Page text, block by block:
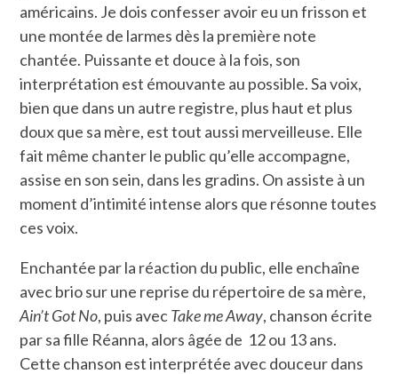
américains. Je dois confesser avoir eu un frisson et
une montée de larmes dès la première note
chantée. Puissante et douce à la fois, son
interprétation est émouvante au possible. Sa voix,
bien que dans un autre registre, plus haut et plus
doux que sa mère, est tout aussi merveilleuse. Elle
fait même chanter le public qu’elle accompagne,
assise en son sein, dans les gradins. On assiste à un
moment d’intimité intense alors que résonne toutes
ces voix.
Enchantée par la réaction du public, elle enchaîne
avec brio sur une reprise du répertoire de sa mère,
Ain’t Got No, puis avecTake me Away, chanson écrite
par sa fille Réanna, alors âgée de 12 ou 13 ans.
Cette chanson est interprétée avec douceur dans